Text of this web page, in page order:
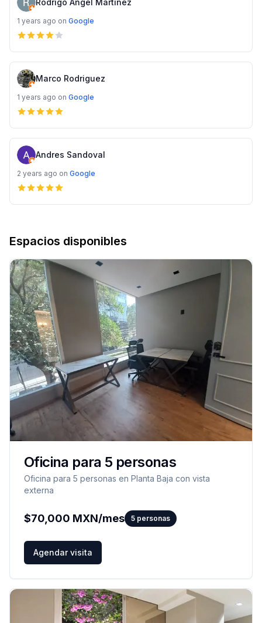
1 years ago on Google
Marco Rodriguez
1 years ago on Google
Andres Sandoval
2 years ago on Google
Espacios disponibles
Oficina para 5 personas
Oficina para 5 personas en Planta Baja con vista
externa
$70,000 MXN/mes 5 personas
Agendar visita